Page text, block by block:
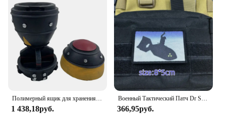
Полимерный ящик для хранения Nuke Bomb, настольные украшения с ядерной бомбой, мини-ящик для хранения, Декор для дома, спальни, офиса, настольное украшение
1 438,18руб.
Военный Тактический Патч Dr Strangelove с принтом на липучке, эмблема военного тактического флага
366,95руб.